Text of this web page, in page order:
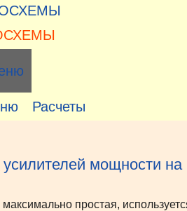
Расчеты
мощности
простая,